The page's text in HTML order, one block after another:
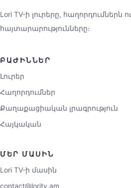
Lori TV-ի լուրերը, հաղորդումներն ու
հայտարարությունները։
ԲԱԺԻՆՆԵՐ
Լուրեր
Հաղորդումներ
Քաղաքացիական լրագրություն
Հայկական
ՄԵՐ ՄԱՍԻՆ
Lori TV-ի մասին
contact@loritv.am